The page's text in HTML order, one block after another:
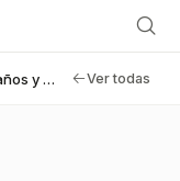
Guía de Tamaños y Precios de Envíos Ver todas